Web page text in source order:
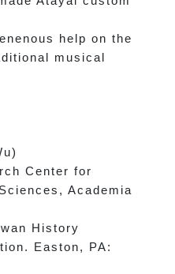
help on the
musical
Center for
Academia
History
Easton, PA: